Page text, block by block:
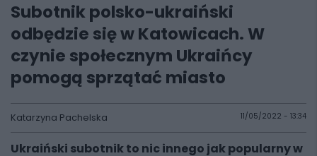
Subotnik polsko-ukraiński
odbędzie się w Katowicach. W
czynie społecznym Ukraińcy
pomogą sprzątać miasto
Katarzyna Pachelska 11/05/2022 - 13:34
Ukraiński subotnik to nic innego jak popularny w